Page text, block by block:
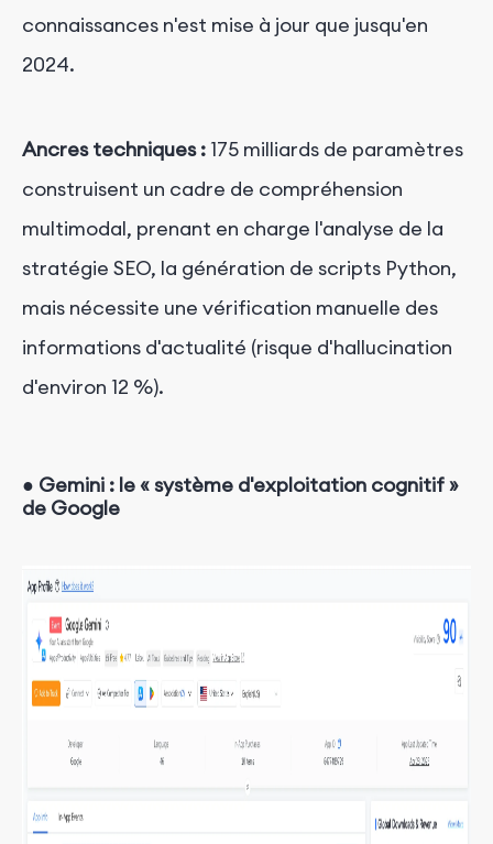
connaissances n'est mise à jour que jusqu'en
2024.
Ancres techniques :175 milliards de paramètres
construisent un cadre de compréhension
multimodal, prenant en charge l'analyse de la
stratégie SEO, la génération de scripts Python,
mais nécessite une vérification manuelle des
informations d'actualité (risque d'hallucination
d'environ 12 %).
● Gemini : le « système d'exploitation cognitif »
de Google